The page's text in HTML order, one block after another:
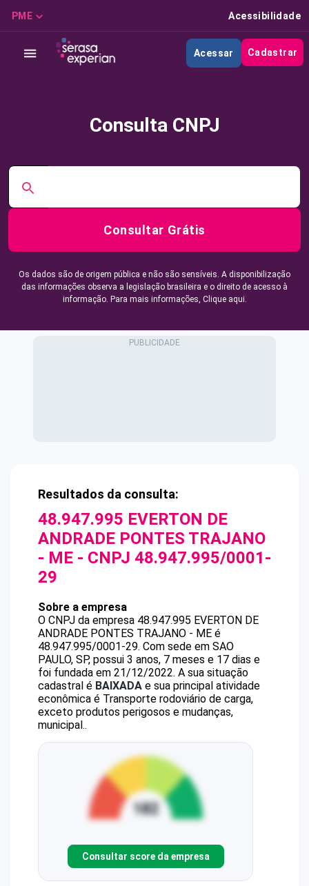
PME Acessibilidade
Acessar Cadastrar
Consulta CNPJ
Consultar Grátis
Os dados são de origem pública e não são sensíveis. A disponibilização
das informações observa a legislação brasileira e o direito de acesso à
informação. Para mais informações, Clique aqui.
Resultados da consulta:
48.947.995 EVERTON DE
ANDRADE PONTES TRAJANO
- ME - CNPJ 48.947.995/0001-
29
Sobre a empresa
O CNPJ da empresa 48.947.995 EVERTON DE
ANDRADE PONTES TRAJANO - ME é
48.947.995/0001-29. Com sede em SAO
PAULO, SP, possui 3 anos, 7 meses e 17 dias e
foi fundada em 21/12/2022. A sua situação
cadastral é BAIXADA e sua principal atividade
econômica é Transporte rodoviário de carga,
exceto produtos perigosos e mudanças,
municipal..
Consultar score da empresa